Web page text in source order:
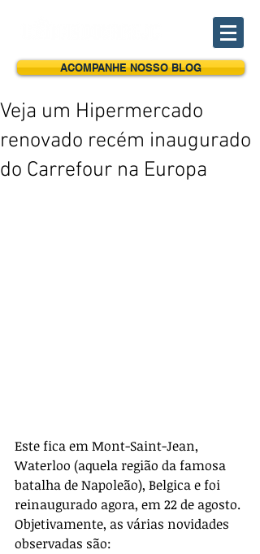
ACOMPANHE NOSSO BLOG
Veja um Hipermercado
renovado recém inaugurado
do Carrefour na Europa
Este fica em Mont-Saint-Jean,
Waterloo (aquela região da famosa
batalha de Napoleão), Belgica e foi
reinaugurado agora, em 22 de agosto.
Objetivamente, as várias novidades
observadas são: